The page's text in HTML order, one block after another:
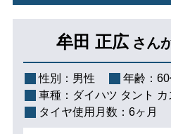
牟田 正広 さん
性別： 男性 年齢：
車種： ダイハツ タント
タイヤ使用月数： 6ヶ月